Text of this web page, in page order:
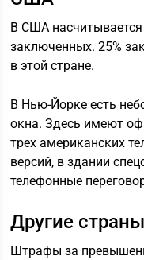
В США
заключенных. 25%
в этой стране.
В Нью-Йорке есть
окна. Здесь имеют
трех американских
версий, в здании
телефонные
Другие страны
Штрафы за